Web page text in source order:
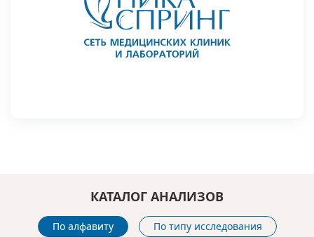
КАТАЛОГ АНАЛИЗОВ
По алфавиту По типу исследования